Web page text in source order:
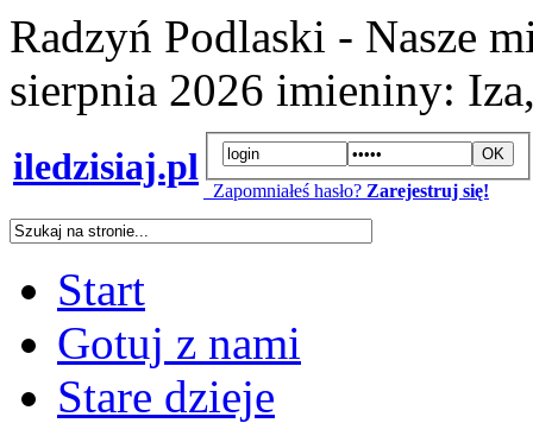
Radzyń Podlaski - Nasze
sierpnia 2026 imieniny:
iledzisiaj.pl
Zapomniałeś hasło? Zarejestruj się!
Start
Gotuj z nami
Stare dzieje